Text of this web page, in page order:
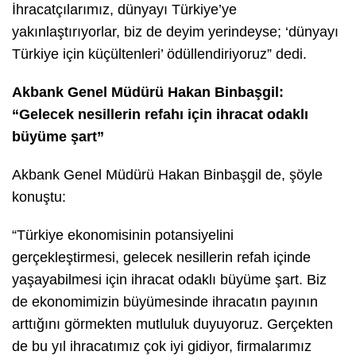
İhracatçılarımız, dünyayı Türkiye’ye
yakınlaştırıyorlar, biz de deyim yerindeyse; ‘dünyayı
Türkiye için küçültenleri’ ödüllendiriyoruz” dedi.
Akbank Genel Müdürü Hakan Binbaşgil:
“Gelecek nesillerin refahı için ihracat odaklı
büyüme şart”
Akbank Genel Müdürü Hakan Binbaşgil de, şöyle
konuştu:
“Türkiye ekonomisinin potansiyelini
gerçekleştirmesi, gelecek nesillerin refah içinde
yaşayabilmesi için ihracat odaklı büyüme şart. Biz
de ekonomimizin büyümesinde ihracatın payının
arttığını görmekten mutluluk duyuyoruz. Gerçekten
de bu yıl ihracatımız çok iyi gidiyor, firmalarımız